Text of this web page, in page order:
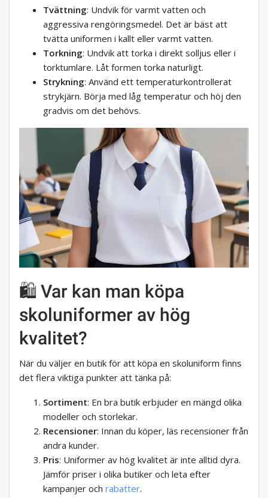
Tvättning: Undvik för varmt vatten och
aggressiva rengöringsmedel. Det är bäst att
tvätta uniformen i kallt eller varmt vatten.
Torkning: Undvik att torka i direkt solljus eller i
torktumlare. Låt formen torka naturligt.
Strykning: Använd ett temperaturkontrollerat
strykjärn. Börja med låg temperatur och höj den
gradvis om det behövs.
🛍️ Var kan man köpa
skoluniformer av hög
kvalitet?
När du väljer en butik för att köpa en skoluniform finns
det flera viktiga punkter att tänka på:
Sortiment: En bra butik erbjuder en mängd olika
modeller och storlekar.
Recensioner: Innan du köper, läs recensioner från
andra kunder.
Pris: Uniformer av hög kvalitet är inte alltid dyra.
Jämför priser i olika butiker och leta efter
kampanjer och rabatter.